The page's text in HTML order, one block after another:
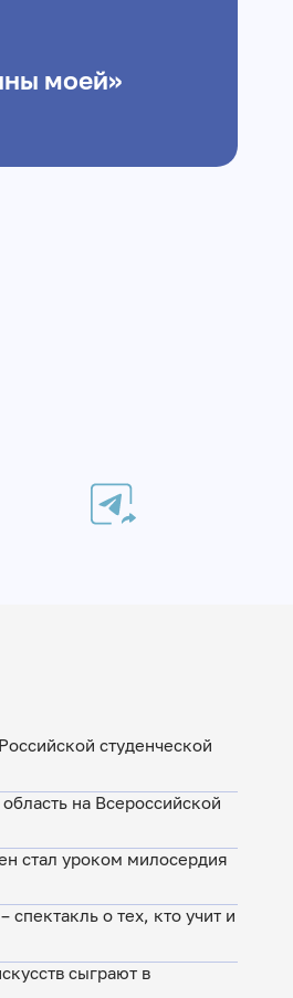
моей»
студенческой
на Всероссийской
стал уроком милосердия
о тех, кто учит и
сыграют в